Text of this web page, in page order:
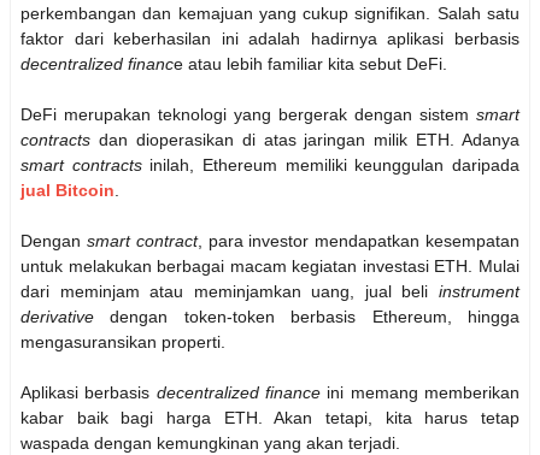
perkembangan dan kemajuan yang cukup signifikan. Salah satu
faktor dari keberhasilan ini adalah hadirnya aplikasi berbasis
decentralized finance atau lebih familiar kita sebut DeFi.
DeFi merupakan teknologi yang bergerak dengan sistem smart
contracts dan dioperasikan di atas jaringan milik ETH. Adanya
smart contractsinilah, Ethereum memiliki keunggulan daripada
jual Bitcoin.
Dengan smart contract, para investor mendapatkan kesempatan
untuk melakukan berbagai macam kegiatan investasi ETH. Mulai
dari meminjam atau meminjamkan uang, jual beli instrument
derivative dengan token-token berbasis Ethereum, hingga
mengasuransikan properti.
Aplikasi berbasis decentralized finance ini memang memberikan
kabar baik bagi harga ETH. Akan tetapi, kita harus tetap
waspada dengan kemungkinan yang akan terjadi.